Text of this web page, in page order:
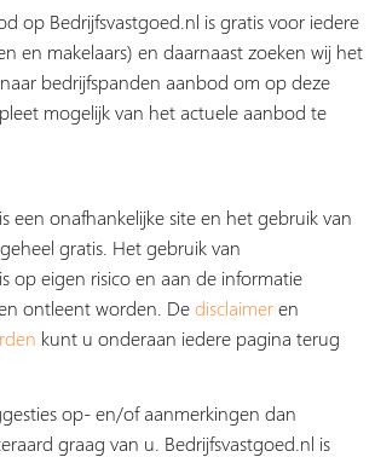
op Bedrijfsvastgoed.nl is gratis voor iedere
en makelaars) en daarnaast zoeken wij het
bedrijfspanden aanbod om op deze
mogelijk van het actuele aanbod te
een onafhankelijke site en het gebruik van
gratis. Het gebruik van
op eigen risico en aan de informatie
ontleent worden. Dedisclaimeren
kunt u onderaan iedere pagina terug
op- en/of aanmerkingen dan
graag van u. Bedrijfsvastgoed.nl is